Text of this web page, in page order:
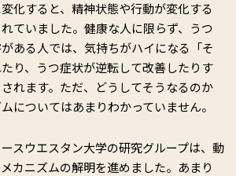
化すると、精神状態や行動が変化する
ていました。健康な人に限らず、うつ
ある人では、気持ちがハイになる「そ
り、うつ症状が逆転して改善したりす
れます。ただ、どうしてそうなるのか
についてはあまりわかっていません。
スウエスタン大学の研究グループは、動
カニズムの解明を進めました。あまり